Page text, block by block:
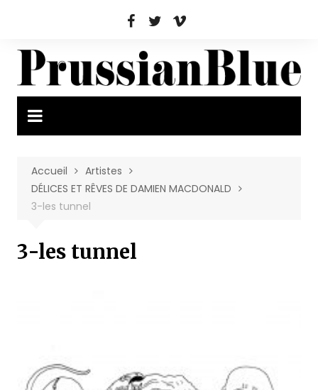
Accueil
Artistes
DÉLICES ET RÊVES DE DAMIEN MACDONALD
3-les tunnel
3-les tunnel